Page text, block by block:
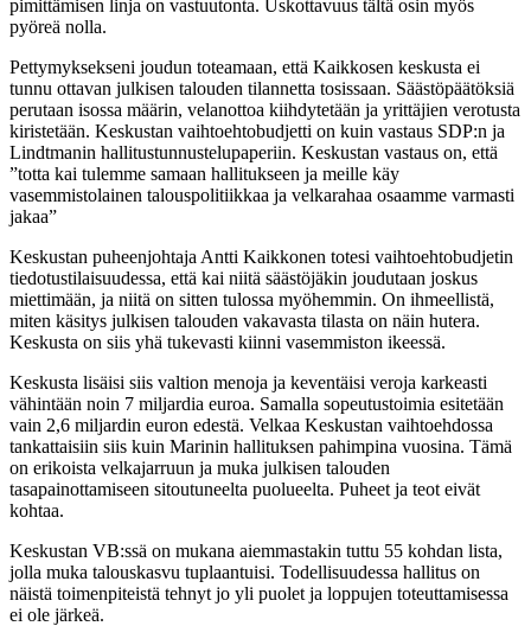
pimittämisen linja on vastuutonta. Uskottavuus tältä osin myös
pyöreä nolla.
Pettymyksekseni joudun toteamaan, että Kaikkosen keskusta ei
tunnu ottavan julkisen talouden tilannetta tosissaan. Säästöpäätöksiä
perutaan isossa määrin, velanottoa kiihdytetään ja yrittäjien verotusta
kiristetään. Keskustan vaihtoehtobudjetti on kuin vastaus SDP:n ja
Lindtmanin hallitustunnustelupaperiin. Keskustan vastaus on, että
”totta kai tulemme samaan hallitukseen ja meille käy
vasemmistolainen talouspolitiikkaa ja velkarahaa osaamme varmasti
jakaa”
Keskustan puheenjohtaja Antti Kaikkonen totesi vaihtoehtobudjetin
tiedotustilaisuudessa, että kai niitä säästöjäkin joudutaan joskus
miettimään, ja niitä on sitten tulossa myöhemmin. On ihmeellistä,
miten käsitys julkisen talouden vakavasta tilasta on näin hutera.
Keskusta on siis yhä tukevasti kiinni vasemmiston ikeessä.
Keskusta lisäisi siis valtion menoja ja keventäisi veroja karkeasti
vähintään noin 7 miljardia euroa. Samalla sopeutustoimia esitetään
vain 2,6 miljardin euron edestä. Velkaa Keskustan vaihtoehdossa
tankattaisiin siis kuin Marinin hallituksen pahimpina vuosina. Tämä
on erikoista velkajarruun ja muka julkisen talouden
tasapainottamiseen sitoutuneelta puolueelta. Puheet ja teot eivät
kohtaa.
Keskustan VB:ssä on mukana aiemmastakin tuttu 55 kohdan lista,
jolla muka talouskasvu tuplaantuisi. Todellisuudessa hallitus on
näistä toimenpiteistä tehnyt jo yli puolet ja loppujen toteuttamisessa
ei ole järkeä.